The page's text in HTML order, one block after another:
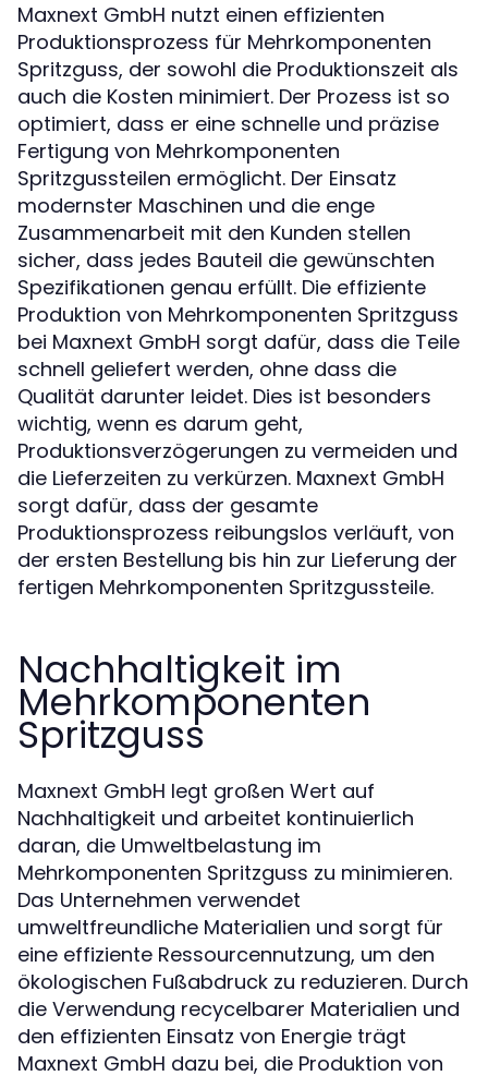
Maxnext GmbH nutzt einen effizienten
Produktionsprozess für Mehrkomponenten
Spritzguss, der sowohl die Produktionszeit als
auch die Kosten minimiert. Der Prozess ist so
optimiert, dass er eine schnelle und präzise
Fertigung von Mehrkomponenten
Spritzgussteilen ermöglicht. Der Einsatz
modernster Maschinen und die enge
Zusammenarbeit mit den Kunden stellen
sicher, dass jedes Bauteil die gewünschten
Spezifikationen genau erfüllt. Die effiziente
Produktion von Mehrkomponenten Spritzguss
bei Maxnext GmbH sorgt dafür, dass die Teile
schnell geliefert werden, ohne dass die
Qualität darunter leidet. Dies ist besonders
wichtig, wenn es darum geht,
Produktionsverzögerungen zu vermeiden und
die Lieferzeiten zu verkürzen. Maxnext GmbH
sorgt dafür, dass der gesamte
Produktionsprozess reibungslos verläuft, von
der ersten Bestellung bis hin zur Lieferung der
fertigen Mehrkomponenten Spritzgussteile.
Nachhaltigkeit im
Mehrkomponenten
Spritzguss
Maxnext GmbH legt großen Wert auf
Nachhaltigkeit und arbeitet kontinuierlich
daran, die Umweltbelastung im
Mehrkomponenten Spritzguss zu minimieren.
Das Unternehmen verwendet
umweltfreundliche Materialien und sorgt für
eine effiziente Ressourcennutzung, um den
ökologischen Fußabdruck zu reduzieren. Durch
die Verwendung recycelbarer Materialien und
den effizienten Einsatz von Energie trägt
Maxnext GmbH dazu bei, die Produktion von